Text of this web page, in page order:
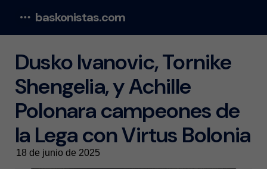
baskonistas.com
Dusko Ivanovic, Tornike
Shengelia, y Achille
Polonara campeones de
la Lega con Virtus Bolonia
18 de junio de 2025